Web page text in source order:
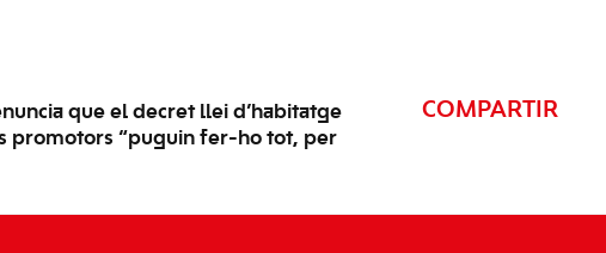
que el decret llei d’habitatge
promotors “puguin fer-ho tot, per
COMPARTIR